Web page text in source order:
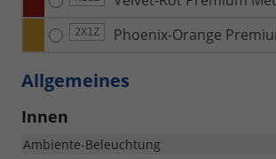
2X1Z Phoenix-Orange
Allgemeines
Innen
Ambiente-Beleuchtung